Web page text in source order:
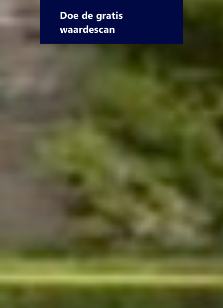
Doe de gratis
waardescan